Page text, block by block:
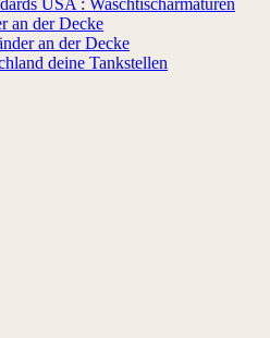
USA : Waschtischarmaturen
an der Decke
an der Decke
deine Tankstellen